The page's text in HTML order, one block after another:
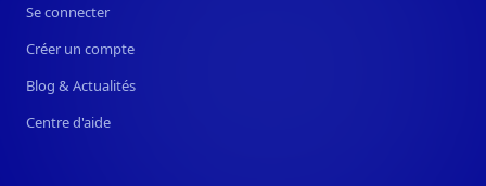
Se connecter
Créer un compte
Blog & Actualités
Centre d'aide